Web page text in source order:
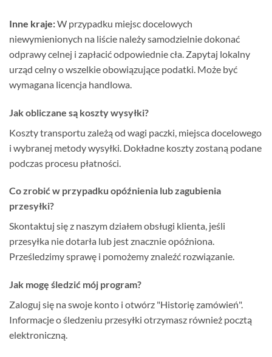
Inne kraje:W przypadku miejsc docelowych
niewymienionych na liście należy samodzielnie dokonać
odprawy celnej i zapłacić odpowiednie cła. Zapytaj lokalny
urząd celny o wszelkie obowiązujące podatki. Może być
wymagana licencja handlowa.
Jak obliczane są koszty wysyłki?
Koszty transportu zależą od wagi paczki, miejsca docelowego
i wybranej metody wysyłki. Dokładne koszty zostaną podane
podczas procesu płatności.
Co zrobić w przypadku opóźnienia lub zagubienia
przesyłki?
Skontaktuj się z naszym działem obsługi klienta, jeśli
przesyłka nie dotarła lub jest znacznie opóźniona.
Prześledzimy sprawę i pomożemy znaleźć rozwiązanie.
Jak mogę śledzić mój program?
Zaloguj się na swoje konto i otwórz "Historię zamówień".
Informacje o śledzeniu przesyłki otrzymasz również pocztą
elektroniczną.